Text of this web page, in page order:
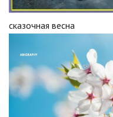
сказочная весна